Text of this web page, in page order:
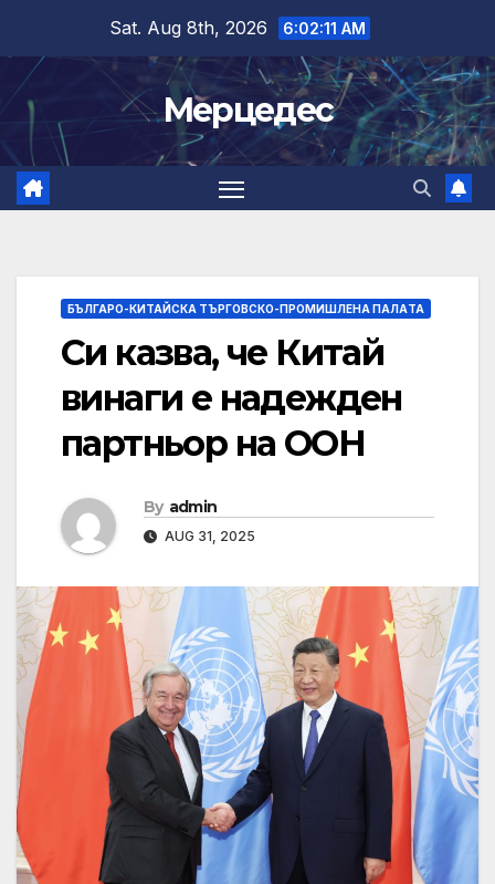
content
Sat. Aug 8th, 2026 6:02:12 AM
Мерцедес
БЪЛГАРО-КИТАЙСКА ТЪРГОВСКО-ПРОМИШЛЕНА ПАЛAТА
Си казва, че Китай
винаги е надежден
партньор на ООН
By admin
AUG 31, 2025